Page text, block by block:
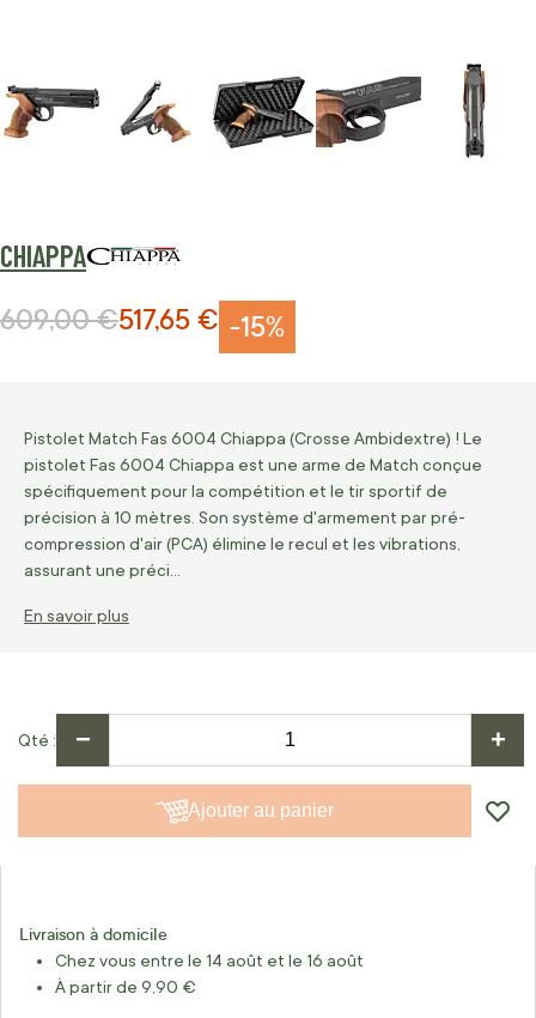
CHIAPPA
-15%
Prix Spécial
517,65 €
Prix normal
609,00 €
Pistolet Match Fas 6004 Chiappa (Crosse Ambidextre) ! Le
pistolet Fas 6004 Chiappa est une arme de Match conçue
spécifiquement pour la compétition et le tir sportif de
précision à 10 mètres. Son système d'armement par pré-
compression d'air (PCA) élimine le recul et les vibrations,
assurant une préci…
En savoir plus
Qté − +
Ajouter au panier
Livraison à domicile
Chez vous entre le 14 août et le 16 août
À partir de 9,90 €